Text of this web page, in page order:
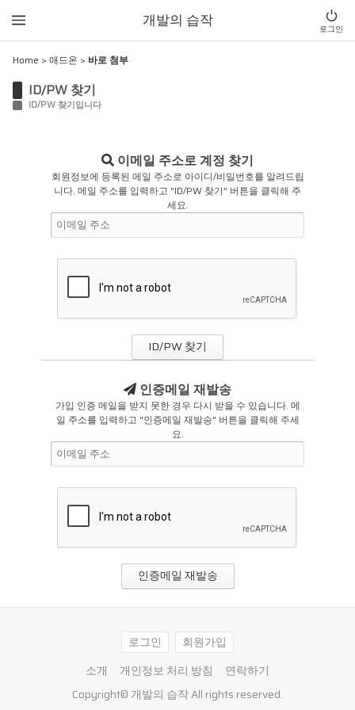
개발의 습작 로그인
Home > 애드온 > 바로 첨부
ID/PW 찾기
ID/PW 찾기입니다
이메일 주소로 계정 찾기
회원정보에 등록된 메일 주소로 아이디/비밀번호를 알려드립
니다. 메일 주소를 입력하고 "ID/PW 찾기" 버튼을 클릭해 주
세요.
인증메일 재발송
가입 인증 메일을 받지 못한 경우 다시 받을 수 있습니다. 메
일 주소를 입력하고 "인증메일 재발송" 버튼을 클릭해 주세
요.
로그인
회원가입
소개
개인정보 처리 방침
연락하기
Copyright© 개발의 습작All rights reserved.